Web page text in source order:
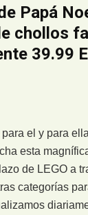
Papá
chollos
39.99
para el y para
esta
de LEGO a
categorías